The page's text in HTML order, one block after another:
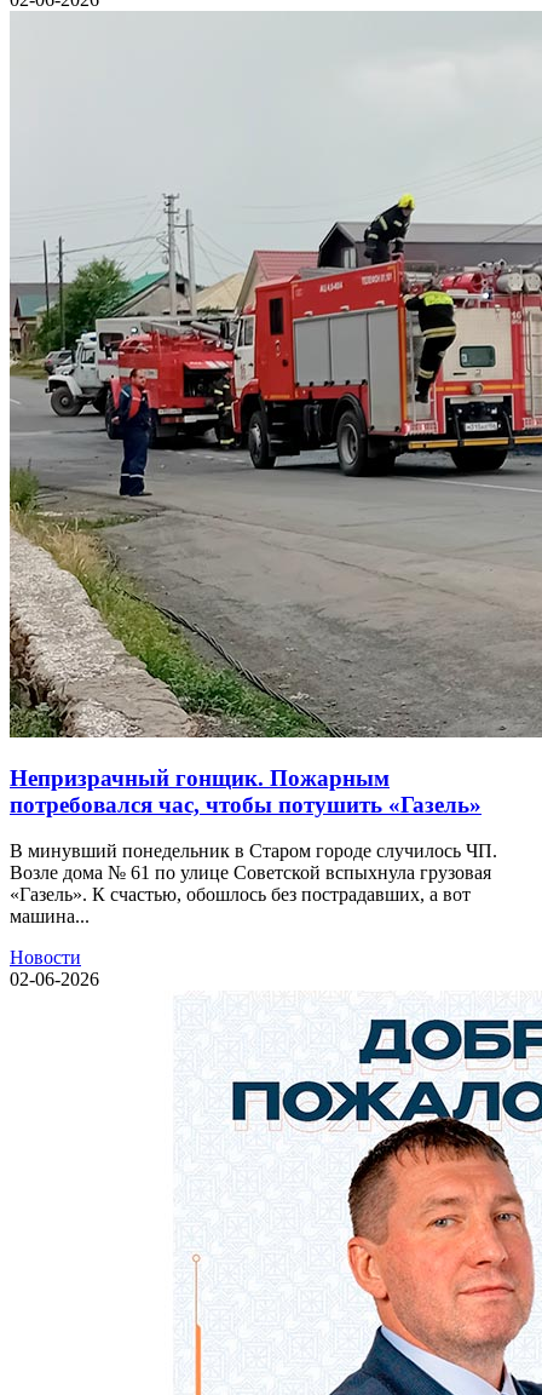
Непризрачный гонщик. Пожарным
потребовался час, чтобы потушить «Газель»
В минувший понедельник в Старом городе случилось ЧП.
Возле дома № 61 по улице Советской вспыхнула грузовая
«Газель». К счастью, обошлось без пострадавших, а вот
машина...
Новости
02-06-2026